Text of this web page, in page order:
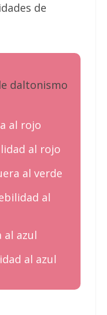
de
daltonismo
al rojo
al rojo
al verde
al
al azul
al azul